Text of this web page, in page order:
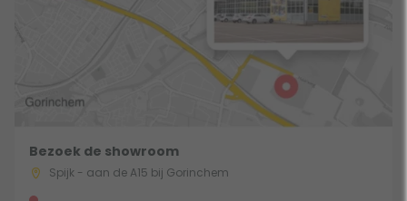
Bezoek de showroom
Spijk - aan de A15 bij Gorinchem